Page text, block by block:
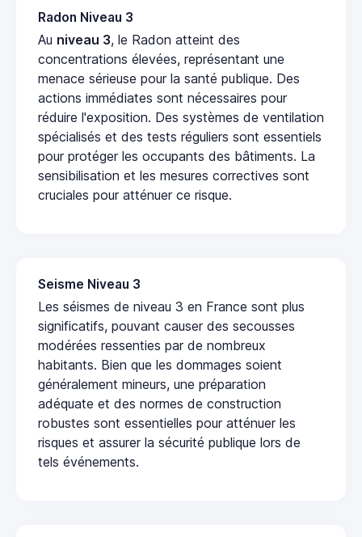
Radon Niveau 3
Au niveau 3, le Radon atteint des
concentrations élevées, représentant une
menace sérieuse pour la santé publique. Des
actions immédiates sont nécessaires pour
réduire l'exposition. Des systèmes de ventilation
spécialisés et des tests réguliers sont essentiels
pour protéger les occupants des bâtiments. La
sensibilisation et les mesures correctives sont
cruciales pour atténuer ce risque.
Seisme Niveau 3
Les séismes de niveau 3 en France sont plus
significatifs, pouvant causer des secousses
modérées ressenties par de nombreux
habitants. Bien que les dommages soient
généralement mineurs, une préparation
adéquate et des normes de construction
robustes sont essentielles pour atténuer les
risques et assurer la sécurité publique lors de
tels événements.